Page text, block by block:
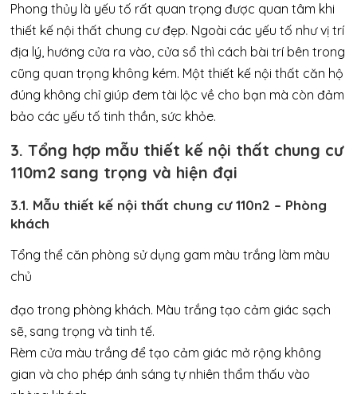
Phong thủy là yếu tố rất quan trọng được quan tâm khi
thiết kế nội thất chung cư đẹp. Ngoài các yếu tố như vị trí
địa lý, hướng cửa ra vào, cửa sổ thì cách bài trí bên trong
cũng quan trọng không kém. Một thiết kế nội thất căn hộ
đúng không chỉ giúp đem tài lộc về cho bạn mà còn đảm
bảo các yếu tố tinh thần, sức khỏe.
3. Tổng hợp mẫu thiết kế nội thất chung cư
110m2 sang trọng và hiện đại
3.1. Mẫu thiết kế nội thất chung cư 110n2 – Phòng
khách
Tổng thể căn phòng sử dụng gam màu trắng làm màu
chủ
đạo trong phòng khách. Màu trắng tạo cảm giác sạch
sẽ, sang trọng và tinh tế.
Rèm cửa màu trắng để tạo cảm giác mở rộng không
gian và cho phép ánh sáng tự nhiên thẩm thấu vào